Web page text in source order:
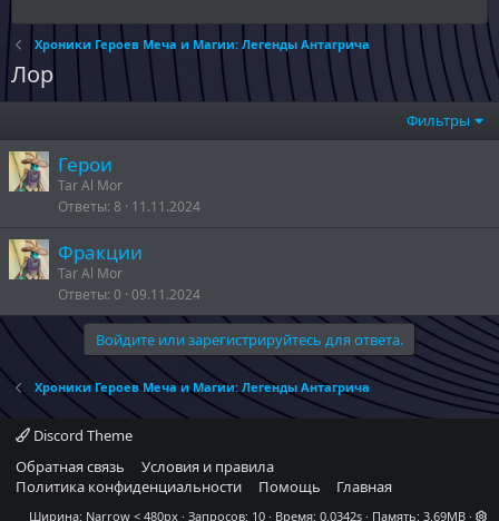
Хроники Героев Меча и Магии: Легенды Антагрича
Лор
Фильтры
Герои
Tar Al Mor
Ответы 8 11.11.2024
Фракции
Tar Al Mor
Ответы 0 09.11.2024
Войдите или зарегистрируйтесь для ответа.
Хроники Героев Меча и Магии: Легенды Антагрича
Discord Theme
Обратная связь
Условия и правила
Политика конфиденциальности
Помощь Главная
Ширина Запросов 10 Время 0.0342s Память 3.69MB